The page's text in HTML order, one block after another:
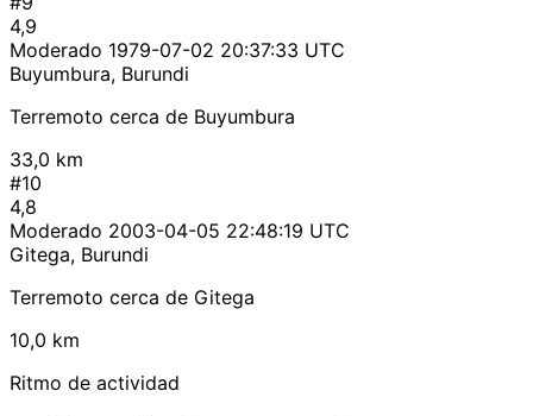
4,9
Moderado 1979-07-02 20:37:33 UTC
Buyumbura, Burundi
Terremoto cerca de Buyumbura
33,0 km
#10
4,8
Moderado 2003-04-05 22:48:19 UTC
Gitega, Burundi
Terremoto cerca de Gitega
10,0 km
Ritmo de actividad